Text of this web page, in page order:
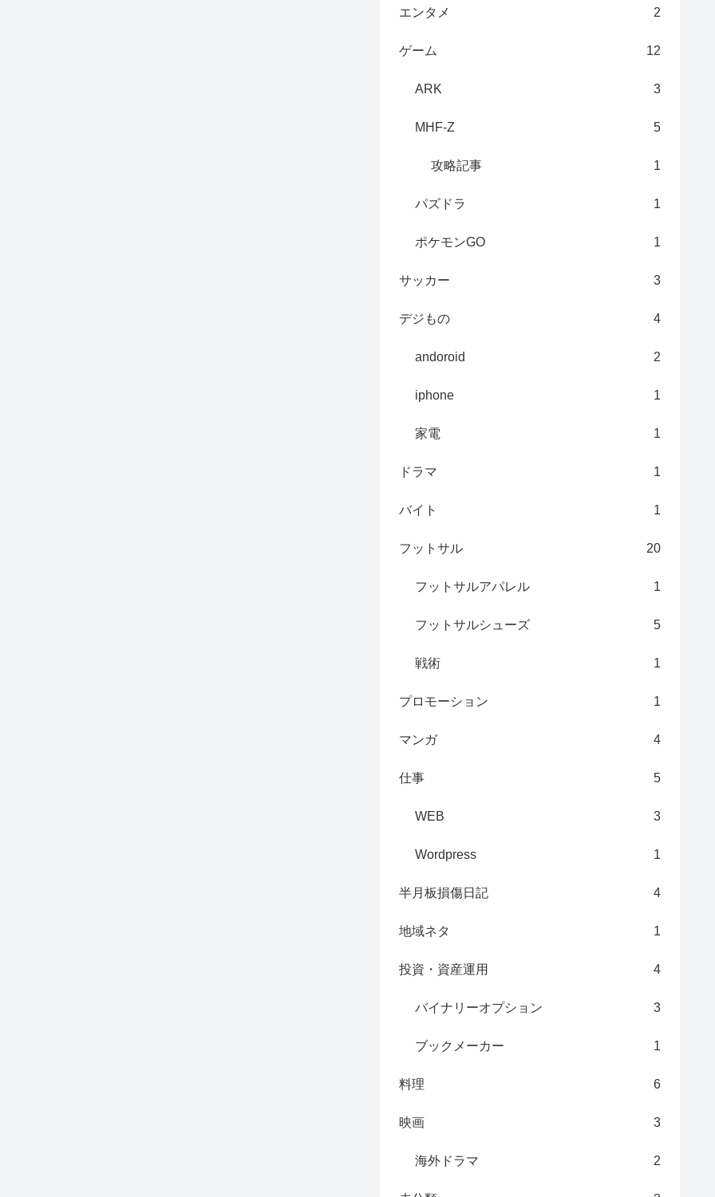
エンタメ 2
ゲーム 12
ARK 3
MHF-Z 5
攻略記事 1
パズドラ 1
ポケモンGO 1
サッカー 3
デジもの 4
andoroid 2
iphone 1
家電 1
ドラマ 1
バイト 1
フットサル 20
フットサルアパレル 1
フットサルシューズ 5
戦術 1
プロモーション 1
マンガ 4
仕事 5
WEB 3
Wordpress 1
半月板損傷日記 4
地域ネタ 1
投資・資産運用 4
バイナリーオプション 3
ブックメーカー 1
料理 6
映画 3
海外ドラマ 2